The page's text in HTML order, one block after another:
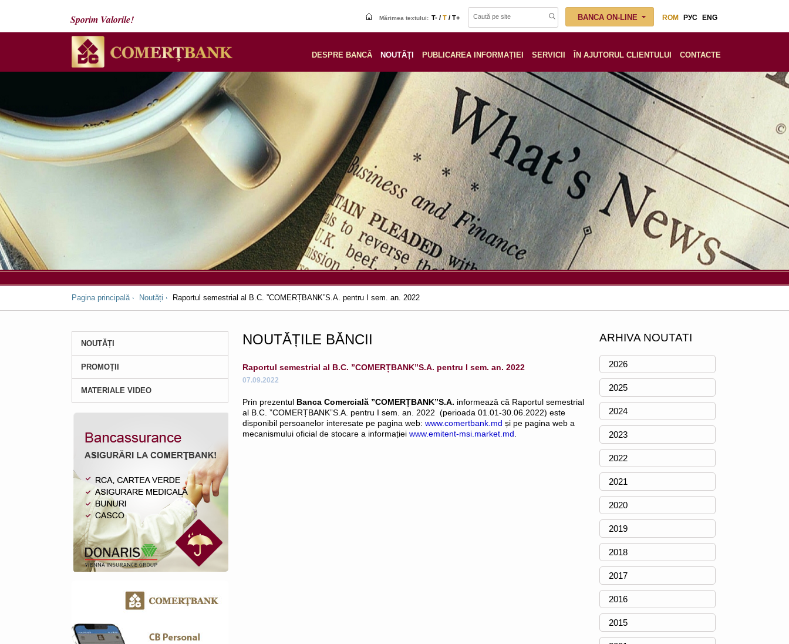
Sporim Valorile! Mărimea textului: T- / T / T+ BANCA ON-LINE ROM РУС ENG
DESPRE BANCĂ NOUTĂŢI PUBLICAREA INFORMAȚIEI SERVICII ÎN AJUTORUL CLIENTULUI СONTACTE
Pagina principală Noutăți Raportul semestrial al B.C. ”COMERȚBANK”S.A. pentru I sem. an. 2022
NOUTĂȚI
PROMOȚII
MATERIALE VIDEO
NOUTĂȚILE BĂNCII
Raportul semestrial al B.C. ”COMERȚBANK”S.A. pentru I sem. an. 2022
07.09.2022
Prin prezentul Banca Comercială ”COMERȚBANK”S.A. informează că Raportul semestrial
al B.C. ”COMERȚBANK”S.A. pentru I sem. an. 2022 (perioada 01.01-30.06.2022) este
disponibil persoanelor interesate pe pagina web: www.comertbank.md și pe pagina web a
mecanismului oficial de stocare a informației www.emitent-msi.market.md
ARHIVA NOUTATI
2026
2025
2024
2023
2022
2021
2020
2019
2018
2017
2016
2015